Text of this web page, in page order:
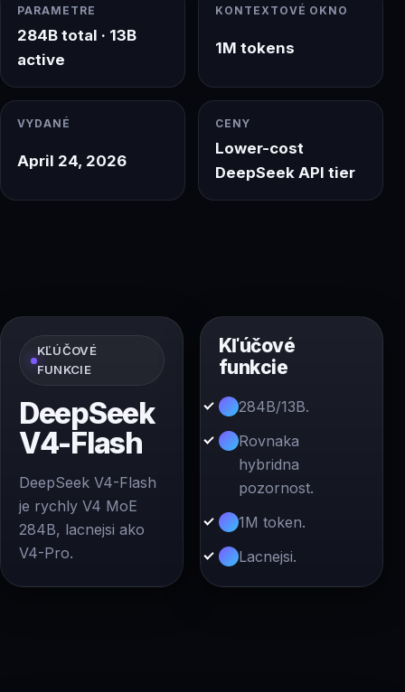
PARAMETRE
284B total · 13B
active
KONTEXTOVÉ OKNO
1M tokens
VYDANÉ
April 24, 2026
CENY
Lower-cost
DeepSeek API tier
KĽÚČOVÉ
FUNKCIE
DeepSeek
V4-Flash
DeepSeek V4-Flash
je rychly V4 MoE
284B, lacnejsi ako
V4-Pro.
Kľúčové
funkcie
284B/13B.
Rovnaka
hybridna
pozornost.
1M token.
Lacnejsi.